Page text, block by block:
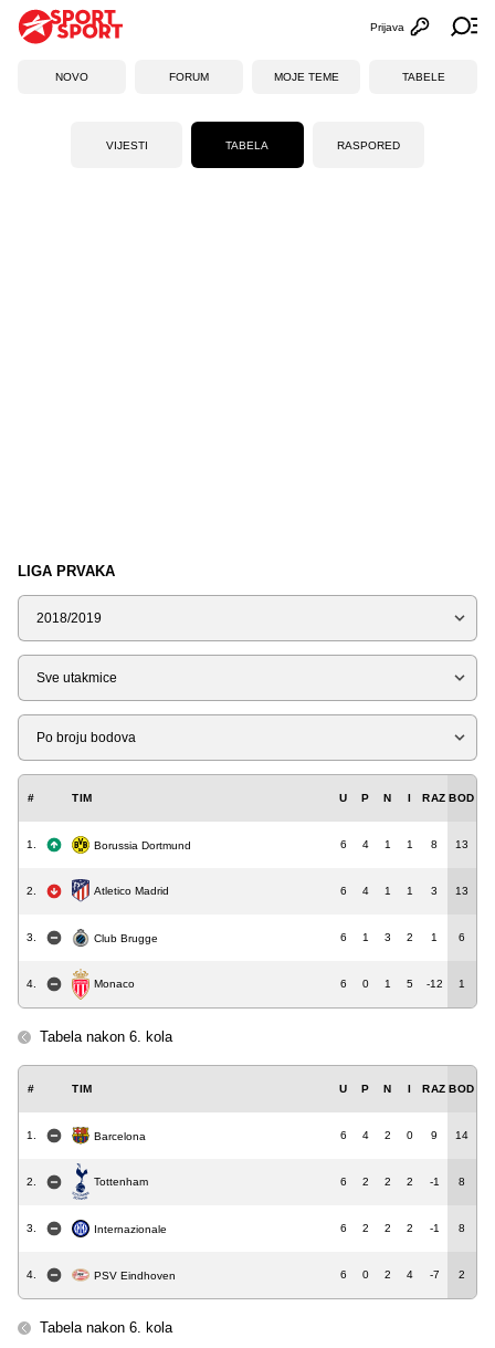
Otvori
Prijava
NOVO FORUM MOJE TEME TABELE
VIJESTI TABELA RASPORED
LIGA PRVAKA
Sezona
Tip
Liga
# TIM U P N I RAZ BOD
1. Borussia Dortmund 6 4 1 1 8 13
2. Atletico Madrid 6 4 1 1 3 13
3. Club Brugge 6 1 3 2 1 6
4. Monaco 6 0 1 5 -12 1
Tabela nakon 6. kola
# TIM U P N I RAZ BOD
1. Barcelona 6 4 2 0 9 14
2. Tottenham 6 2 2 2 -1 8
3. Internazionale 6 2 2 2 -1 8
4. PSV Eindhoven 6 0 2 4 -7 2
Tabela nakon 6. kola